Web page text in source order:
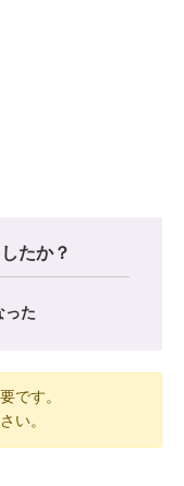
たか？
った
です。
い。